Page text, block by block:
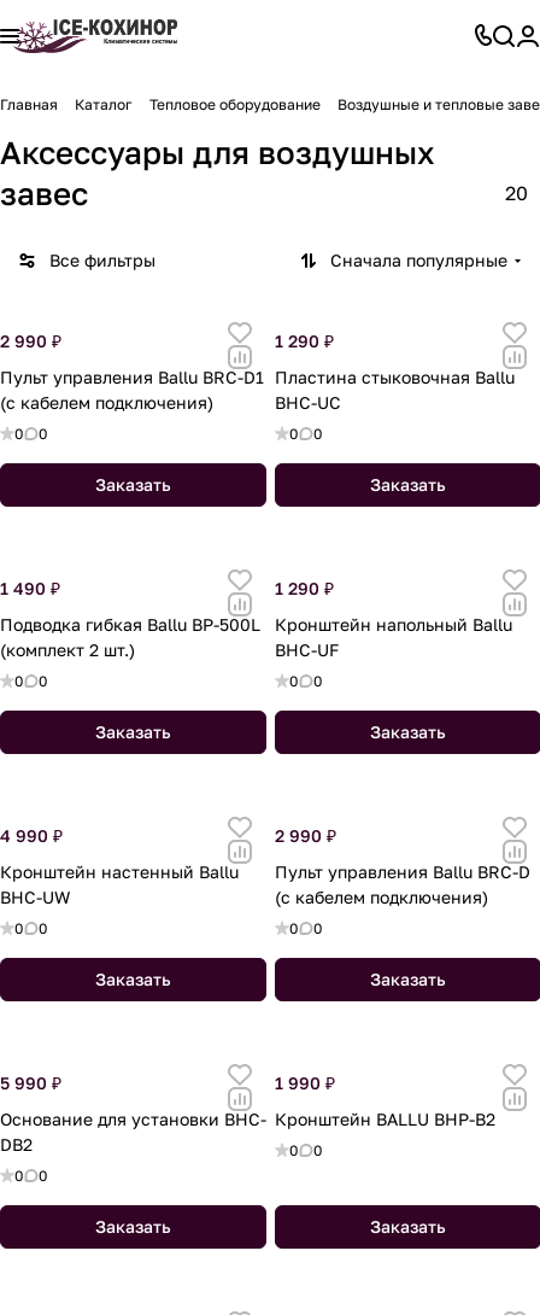
Главная Каталог Тепловое оборудование Воздушные и тепловые
Аксессуары для воздушных
завес
20
Все фильтры Сначала популярные
2 990 ₽
Пульт управления Ballu BRC-D1
(с кабелем подключения)
0 0
Заказать
1 290 ₽
Пластина стыковочная Ballu
BHC-UC
0 0
Заказать
1 490 ₽
Подводка гибкая Ballu BP-500L
(комплект 2 шт.)
0 0
Заказать
1 290 ₽
Кронштейн напольный Ballu
BHC-UF
0 0
Заказать
4 990 ₽
Кронштейн настенный Ballu
BHC-UW
0 0
Заказать
2 990 ₽
Пульт управления Ballu BRC-D
(c кабелем подключения)
0 0
Заказать
5 990 ₽
Основание для установки BHC-
DB2
0 0
Заказать
1 990 ₽
Кронштейн BALLU BHP-B2
0 0
Заказать